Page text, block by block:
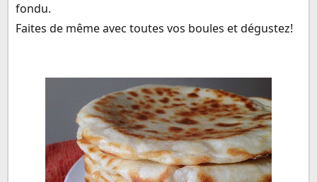
fondu.
Faites de même avec toutes vos boules et dégustez!